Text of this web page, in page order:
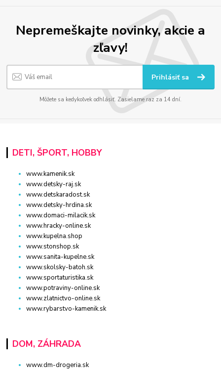
Nepremeškajte novinky, akcie a
zľavy!
Prihlásiť sa
Môžete sa kedykoľvek odhlásiť. Zasielame raz za 14 dní.
DETI, ŠPORT, HOBBY
www.kamenik.sk
www.detsky-raj.sk
www.detskaradost.sk
www.detsky-hrdina.sk
www.domaci-milacik.sk
www.hracky-online.sk
www.kupelna.shop
www.stonshop.sk
www.sanita-kupelne.sk
www.skolsky-batoh.sk
www.sportaturistika.sk
www.potraviny-online.sk
www.zlatnictvo-online.sk
www.rybarstvo-kamenik.sk
DOM, ZÁHRADA
www.dm-drogeria.sk